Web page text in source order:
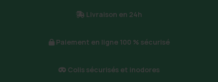
Livraison en 24h
Paiement en ligne 100 % sécurisé
Colis sécurisés et inodores